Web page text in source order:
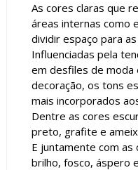
As cores claras que
áreas internas como
dividir espaço para
Influenciadas pela
em desfiles de moda
decoração, os tons
mais incorporados
Dentre as cores
preto, grafite e
E juntamente com
brilho, fosco, áspero